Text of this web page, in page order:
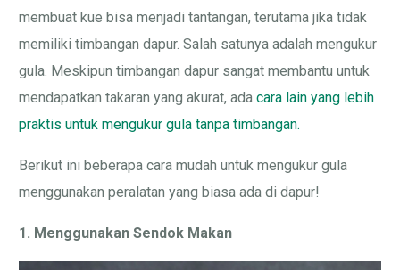
membuat kue bisa menjadi tantangan, terutama jika tidak
memiliki timbangan dapur. Salah satunya adalah mengukur
gula. Meskipun timbangan dapur sangat membantu untuk
mendapatkan takaran yang akurat, adacara lain yang lebih
praktis untuk mengukur gula tanpa timbangan.
Berikut ini beberapa cara mudah untuk mengukur gula
menggunakan peralatan yang biasa ada di dapur!
1. Menggunakan Sendok Makan